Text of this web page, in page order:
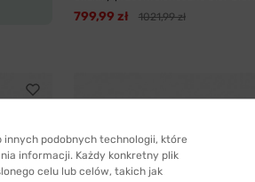
799,99 zł 1021,99 zł
innych podobnych technologii, które
informacji. Każdy konkretny plik
celu lub celów, takich jak